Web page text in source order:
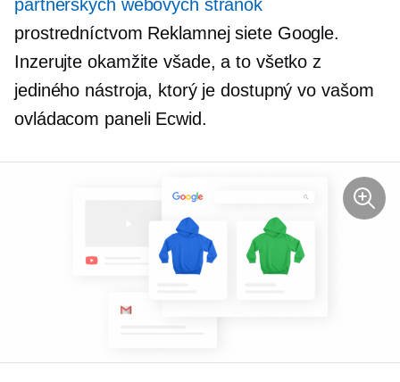
partnerských webových stránok
prostredníctvom Reklamnej siete Google.
Inzerujte okamžite všade, a to všetko z
jediného nástroja, ktorý je dostupný vo vašom
ovládacom paneli Ecwid.